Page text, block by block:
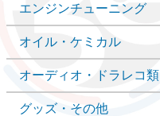
エンジンチューニング
オイル・ケミカル
オーディオ・ドラレコ類
グッズ・その他